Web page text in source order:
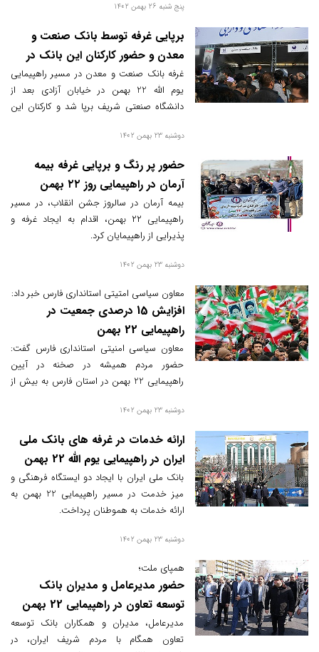
پنج شنبه 26 بهمن 1402
برپایی غرفه توسط بانک صنعت و
معدن و حضور کارکنان این بانک در
راهپیمایی یوم الله 22 بهمن
غرفه بانک صنعت و معدن در مسیر راهپیمایی
یوم الله 22 بهمن در خیابان آزادی بعد از
دانشگاه صنعتی شریف برپا شد و کارکنان این
دوشنبه 23 بهمن 1402
حضور پر رنگ و برپایی غرفه بیمه
آرمان در راهپیمایی روز ۲۲ بهمن
بیمه آرمان در سالروز جشن انقلاب، در مسیر
راهپیمایی ۲۲ بهمن، اقدام به ایجاد غرفه و
پذیرایی از راهپیمایان کرد.
دوشنبه 23 بهمن 1402
معاون سیاسی امتیتی استانداری‌ فارس خبر داد:
افزایش 15 درصدی جمعیت در
راهپیمایی 22 بهمن
معاون‌ سیاسی امنیتی استانداری فارس گفت:
حضور مردم همیشه در صخنه در آیین
راهپیمایی 22 بهمن در استان فارس به بیش از
دوشنبه 23 بهمن 1402
ارائه خدمات در غرفه های بانک ملی
ایران در راهپیمایی یوم الله 22 بهمن
بانک ملی ایران با ایجاد دو ایستگاه فرهنگی و
میز خدمت در مسیر راهپیمایی 22 بهمن به
ارائه خدمات به هموطنان پرداخت.
دوشنبه 23 بهمن 1402
همپای ملت؛
حضور مدیرعامل و مدیران بانک
توسعه تعاون در راهپیمایی 22 بهمن
مدیرعامل، مدیران و همکاران بانک توسعه
تعاون همگام با مردم شریف ایران، در